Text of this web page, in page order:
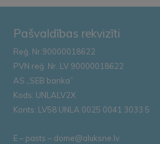
Pašvaldības rekvizīti
Reģ. Nr.90000018622
PVN reģ. Nr. LV 90000018622
AS „SEB banka”
Kods: UNLALV2X
Konts: LV58 UNLA 0025 0041 3033 5
E – pasts – dome@aluksne.lv